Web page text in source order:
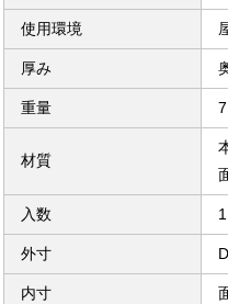
使用環境
厚み
重量
材質
入数
外寸
内寸